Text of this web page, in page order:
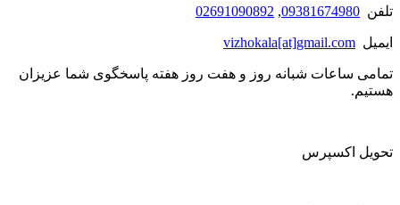
تلفن 09381674980
,
02691090892
ایمیل vizhokala[at]gmail.com
تمامی ساعات شبانه روز و هفت روز هفته پاسخگوی شما عزیزان
هستیم.
تحویل اکسپرس